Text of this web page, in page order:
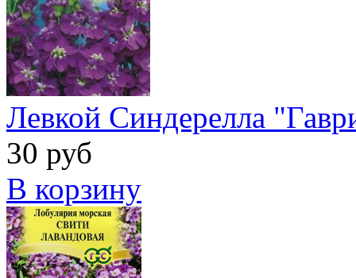
Левкой Синдерелла
30 руб
В корзину